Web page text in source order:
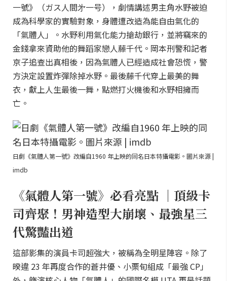
一號》（ガス人間㐧一号），劇情講述男主角水野被迫
成為科學家的實驗對象，身體遭改造為能自由氣化的
「氣體人」。水野利用氣化能力搶劫銀行，並將竊來的
金錢拿來資助他的舞蹈家戀人藤千代。岡本刑警和記者
京子追查出真相後，因為氣體人已經造成社會恐慌，警
方決定設置炸彈除掉水野。最後藤千代穿上最美的舞
衣，獻上人生最後一舞，點燃打火機後和水野相擁而
亡。
日劇《氣體人第一號》改編自1960 年上映的同名日本特攝電影。圖片來源 |
imdb
《氣體人第一號》必看亮點 ｜頂級卡
司齊聚！男神造型大崩壞、最強星三
代驚豔出道
這部影集的演員卡司超強大，被稱為全明星陣容。除了
暌違 23 年再度合作的蒼井優、小栗旬組成「最強 CP」